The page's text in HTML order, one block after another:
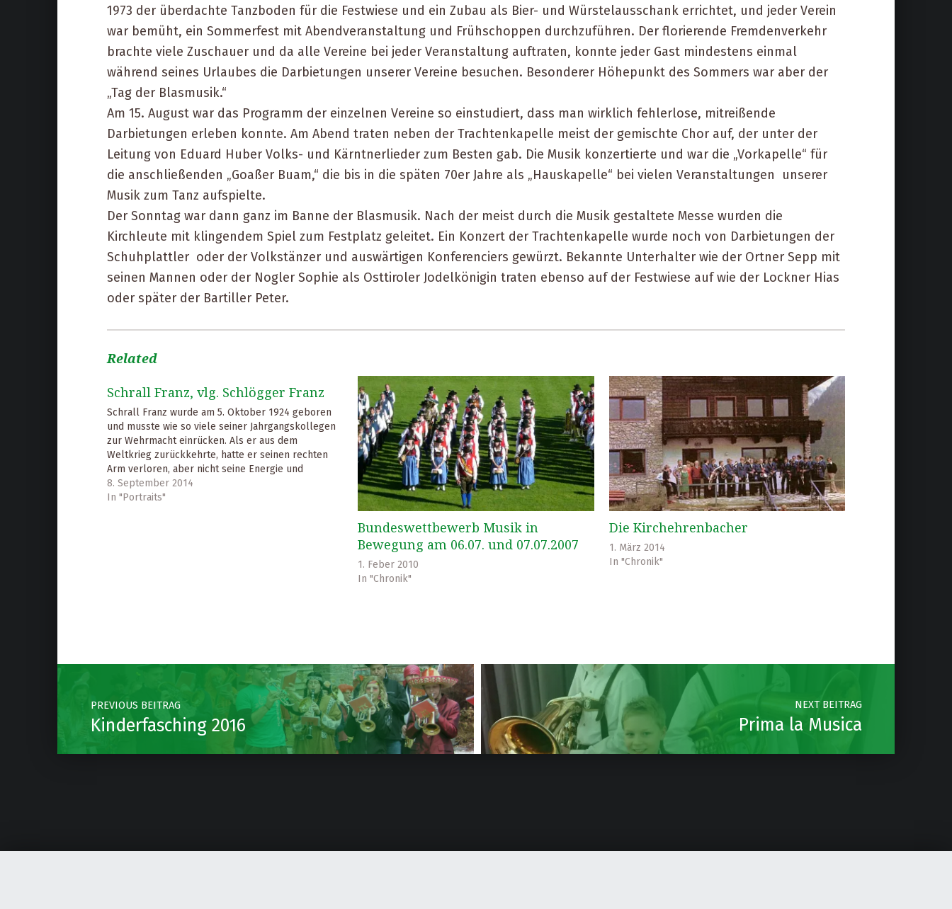
1973 der überdachte Tanzboden für die Festwiese und ein Zubau als Bier- und Würstelausschank errichtet, und jeder Verein
war bemüht, ein Sommerfest mit Abendveranstaltung und Frühschoppen durchzuführen. Der florierende Fremdenverkehr
brachte viele Zuschauer und da alle Vereine bei jeder Veranstaltung auftraten, konnte jeder Gast mindestens einmal
während seines Urlaubes die Darbietungen unserer Vereine besuchen. Besonderer Höhepunkt des Sommers war aber der
„Tag der Blasmusik.“
Am 15. August war das Programm der einzelnen Vereine so einstudiert, dass man wirklich fehlerlose, mitreißende
Darbietungen erleben konnte. Am Abend traten neben der Trachtenkapelle meist der gemischte Chor auf, der unter der
Leitung von Eduard Huber Volks- und Kärntnerlieder zum Besten gab. Die Musik konzertierte und war die „Vorkapelle“ für
die anschließenden „Goaßer Buam,“ die bis in die späten 70er Jahre als „Hauskapelle“ bei vielen Veranstaltungen unserer
Musik zum Tanz aufspielte.
Der Sonntag war dann ganz im Banne der Blasmusik. Nach der meist durch die Musik gestaltete Messe wurden die
Kirchleute mit klingendem Spiel zum Festplatz geleitet. Ein Konzert der Trachtenkapelle wurde noch von Darbietungen der
Schuhplattler oder der Volkstänzer und auswärtigen Konferenciers gewürzt. Bekannte Unterhalter wie der Ortner Sepp mit
seinen Mannen oder der Nogler Sophie als Osttiroler Jodelkönigin traten ebenso auf der Festwiese auf wie der Lockner Hias
oder später der Bartiller Peter.
Related
Schrall Franz, vlg. Schlögger Franz
Schrall Franz wurde am 5. Oktober 1924 geboren
und musste wie so viele seiner Jahrgangskollegen
zur Wehrmacht einrücken. Als er aus dem
Weltkrieg zurückkehrte, hatte er seinen rechten
Arm verloren, aber nicht seine Energie und
lebensbejahende Einstellung. Er trat 1946 der TK-
Mörtschach als Posaunist bei, der er bis 1992
8. September 2014
In "Portraits"
Bundeswettbewerb Musik in
Bewegung am 06.07. und 07.07.2007
1. Feber 2010
In "Chronik"
Die Kirchehrenbacher
1. März 2014
In "Chronik"
Post navigation
PREVIOUS BEITRAG
Kinderfasching 2016
NEXT BEITRAG
Prima la Musica